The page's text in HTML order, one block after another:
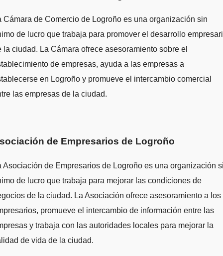
Cámara de Comercio de Logroño es una organización sin
de lucro que trabaja para promover el desarrollo
la ciudad. La Cámara ofrece asesoramiento sobre el
de empresas, ayuda a las empresas a
en Logroño y promueve el intercambio comercial
las empresas de la ciudad.
de Empresarios de Logroño
Asociación de Empresarios de Logroño es una organización
de lucro que trabaja para mejorar las condiciones de
de la ciudad. La Asociación ofrece asesoramiento a los
promueve el intercambio de información entre las
y trabaja con las autoridades locales para mejorar la
de vida de la ciudad.